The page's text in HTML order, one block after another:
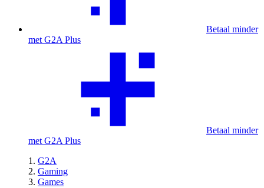
Betaal minder
met G2A Plus
Betaal minder
met G2A Plus
G2A
Gaming
Games